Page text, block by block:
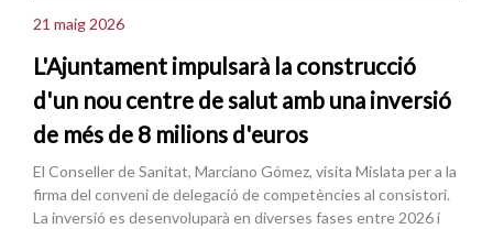
21 maig 2026
L'Ajuntament impulsarà la construcció
d'un nou centre de salut amb una inversió
de més de 8 milions d'euros
El Conseller de Sanitat, Marciano Gómez, visita Mislata per a la
firma del conveni de delegació de competències al consistori.
La inversió es desenvoluparà en diverses fases entre 2026 i